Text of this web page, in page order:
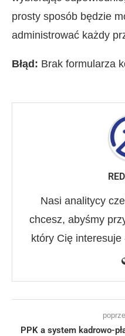
prosty sposób będzie
administrować każdy
Błąd: Brak formularza
Nasi analitycy
chcesz, abyśmy
który Cię
PPK a system kadrowo-